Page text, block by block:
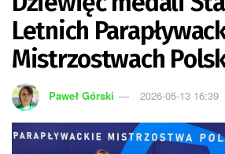
Letnich
Mistrzostwach
Paweł Górski 2026-05-13 16:39